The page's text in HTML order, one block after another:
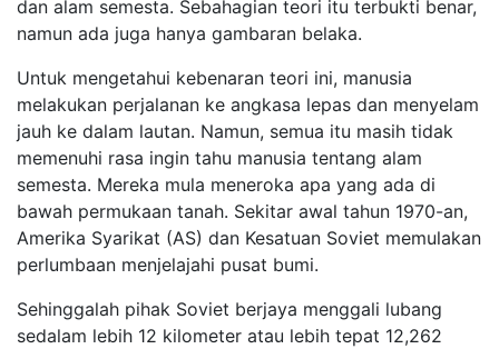
dan alam semesta. Sebahagian teori itu terbukti benar,
namun ada juga hanya gambaran belaka.
Untuk mengetahui kebenaran teori ini, manusia
melakukan perjalanan ke angkasa lepas dan menyelam
jauh ke dalam lautan. Namun, semua itu masih tidak
memenuhi rasa ingin tahu manusia tentang alam
semesta. Mereka mula meneroka apa yang ada di
bawah permukaan tanah. Sekitar awal tahun 1970-an,
Amerika Syarikat (AS) dan Kesatuan Soviet memulakan
perlumbaan menjelajahi pusat bumi.
Sehinggalah pihak Soviet berjaya menggali lubang
sedalam lebih 12 kilometer atau lebih tepat 12,262